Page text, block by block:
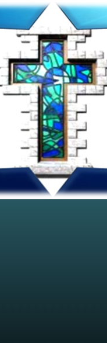
Posts RSS Comments RSS